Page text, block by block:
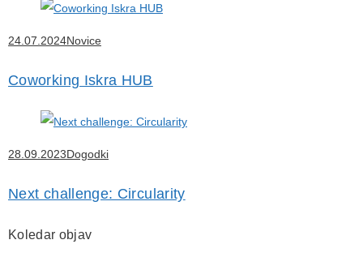
24.07.2024Novice
Coworking Iskra HUB
28.09.2023Dogodki
Next challenge: Circularity
Koledar objav